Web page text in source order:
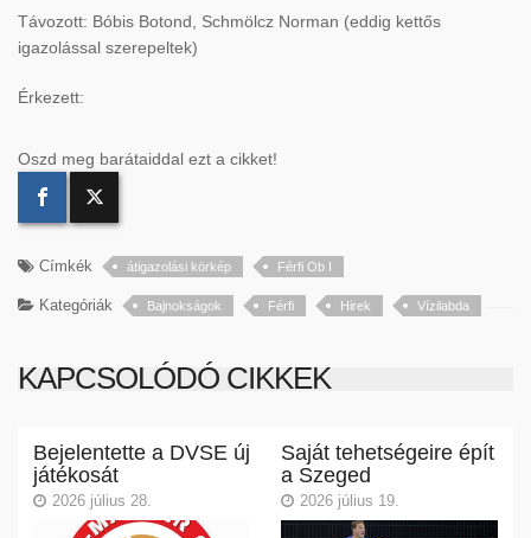
Távozott: Bóbis Botond, Schmölcz Norman (eddig kettős
igazolással szerepeltek)
Érkezett:
Oszd meg barátaiddal ezt a cikket!
Címkék átigazolási körkép Férfi Ob I
Kategóriák Bajnokságok Férfi Hirek Vízilabda
KAPCSOLÓDÓ CIKKEK
Bejelentette a DVSE új
játékosát
2026 július 28.
Saját tehetségeire épít
a Szeged
2026 július 19.